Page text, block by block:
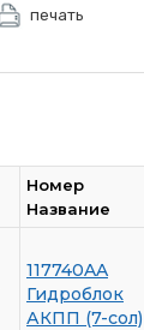
печать
Номер
Название
117740AA
Гидроблок
АКПП (7-сол)